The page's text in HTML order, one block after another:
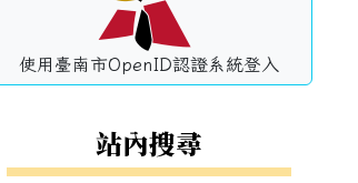
使用臺南市OpenID認證系統登入
站內搜尋